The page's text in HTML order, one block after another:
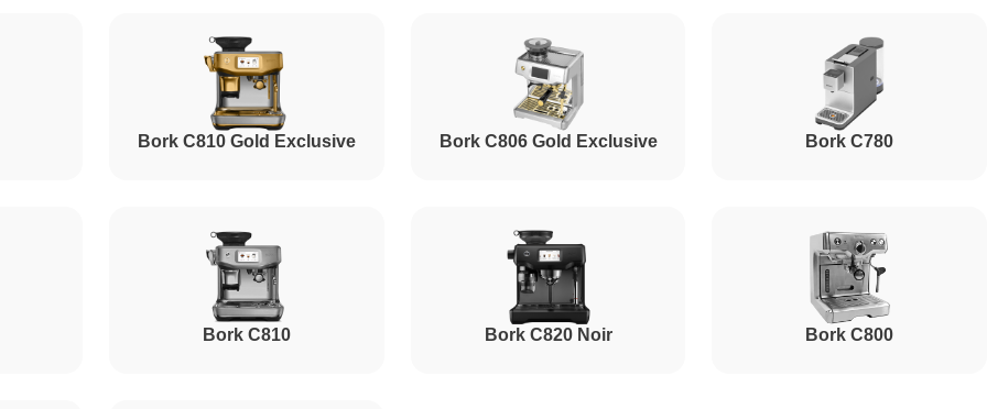
от 60 минут
280
от 80 минут
400
от 100 минут
580
Bork C810 Gold Exclusive Bork C806 Gold Exclusive Bork C780
Bork C810 Bork C820 Noir Bork C800